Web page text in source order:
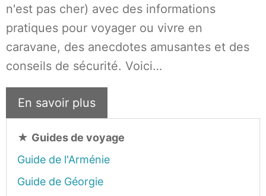
n'est pas cher) avec des informations
pratiques pour voyager ou vivre en
caravane, des anecdotes amusantes et des
conseils de sécurité. Voici…
En savoir plus
★ Guides de voyage
Guide de l'Arménie
Guide de Géorgie